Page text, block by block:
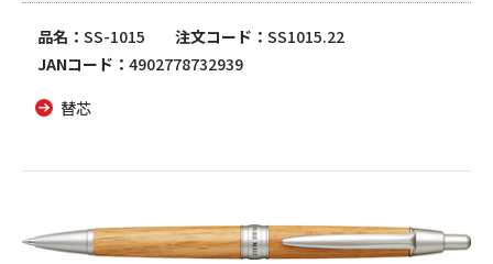
品名 SS-1015 注文コード
SS1015.22
JANコード
4902778732939
替芯